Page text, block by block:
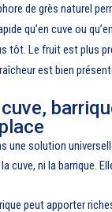
de grès naturel
qu’en cuve ou
tôt. Le fruit est plus
est bien
une solution
cuve, ni la barrique.
peut apporter